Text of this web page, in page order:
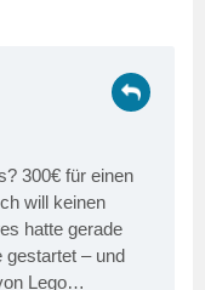
300€ für einen
will keinen
hatte gerade
gestartet – und
Lego…